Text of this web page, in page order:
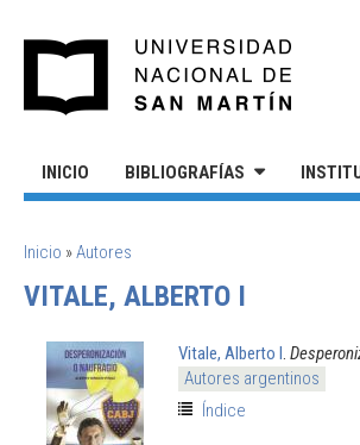
INICIO BIBLIOGRAFÍAS
SE ENCUENTRA USTED AQUÍ
Inicio »Autores
VITALE, ALBERTO I
Vitale, Alberto I
Autores argentinos
Índice